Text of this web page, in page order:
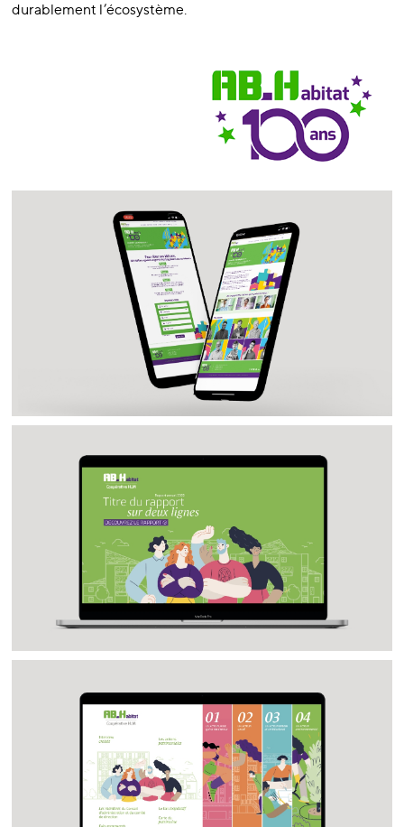
durablement l’écosystème.